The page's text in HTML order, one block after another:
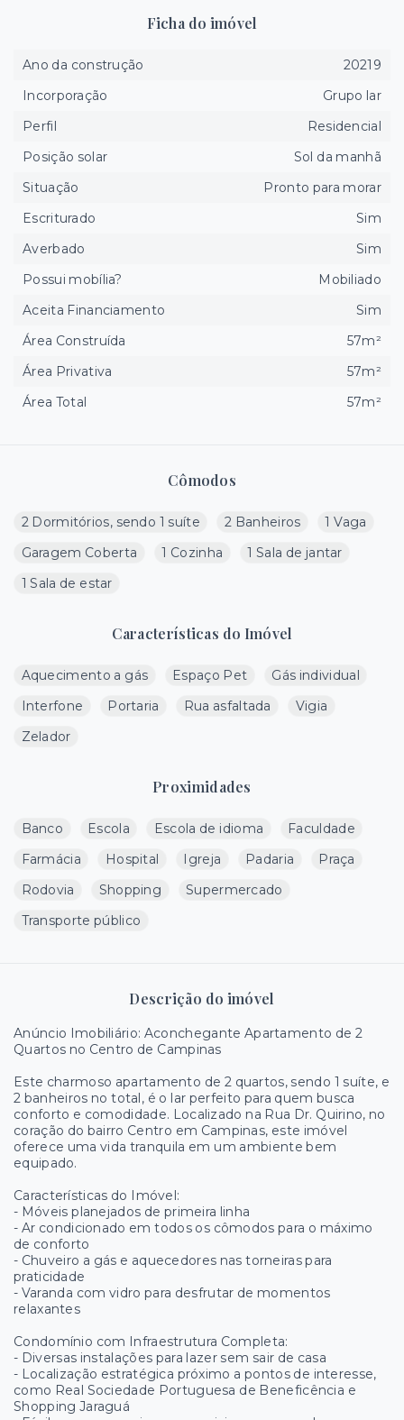
Cômodos
2 Dormitórios, sendo 1 suíte 2 Banheiros
1 Vaga
Garagem Coberta
1 Cozinha
1 Sala de jantar
1 Sala de estar
Características do Imóvel
Aquecimento a gás Espaço Pet
Gás individual
Interfone
Portaria Rua asfaltada
Vigia
Zelador
Proximidades
Banco Escola Escola de idioma
Faculdade
Farmácia
Hospital Igreja Padaria
Praça
Rodovia
Shopping
Supermercado
Transporte público
Descrição do imóvel
Anúncio Imobiliário: Aconchegante Apartamento de 2
Quartos no Centro de Campinas
Este charmoso apartamento de 2 quartos, sendo 1 suíte, e
2 banheiros no total, é o lar perfeito para quem busca
conforto e comodidade. Localizado na Rua Dr. Quirino, no
coração do bairro Centro em Campinas, este imóvel
oferece uma vida tranquila em um ambiente bem
equipado.
Características do Imóvel:
- Móveis planejados de primeira linha
- Ar condicionado em todos os cômodos para o máximo
de conforto
- Chuveiro a gás e aquecedores nas torneiras para
praticidade
- Varanda com vidro para desfrutar de momentos
relaxantes
Condomínio com Infraestrutura Completa:
- Diversas instalações para lazer sem sair de casa
- Localização estratégica próximo a pontos de interesse,
como Real Sociedade Portuguesa de Beneficência e
Shopping Jaraguá
Ficha do imóvel
Ano da construção
20219
Incorporação
Grupo lar
Perfil
Residencial
Posição solar
Sol da manhã
Situação
Pronto para morar
Escriturado
Sim
Averbado
Sim
Possui mobília?
Mobiliado
Aceita Financiamento
Sim
Área Construída
57m²
Área Privativa
57m²
Área Total
57m²